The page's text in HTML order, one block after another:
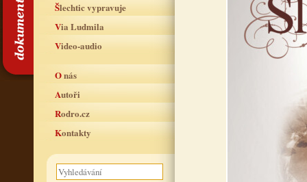
Šlechtic vypravuje
Via Ludmila
Video-audio
O nás
Autoři
Rodro.cz
Kontakty